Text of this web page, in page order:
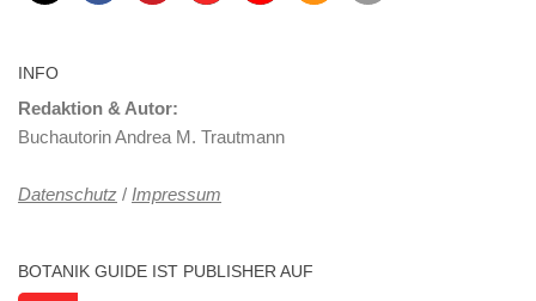
INFO
Redaktion & Autor:
Buchautorin Andrea M. Trautmann
Datenschutz / Impressum
BOTANIK GUIDE IST PUBLISHER AUF